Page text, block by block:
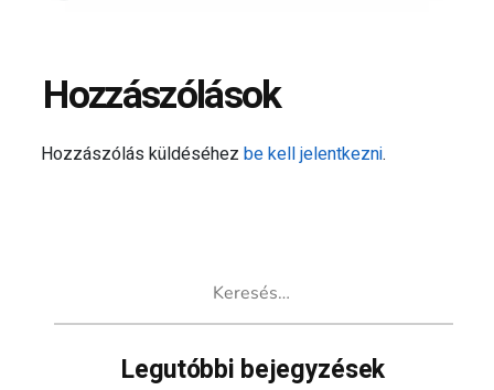
Hozzászólások
Hozzászólás küldéséhezbe kell jelentkezni.
Legutóbbi bejegyzések